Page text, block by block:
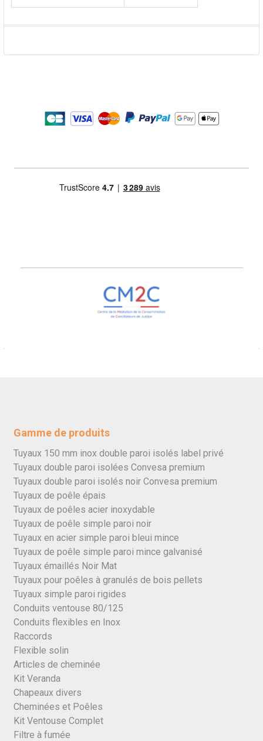
Gamme de produits
Tuyaux 150 mm inox double paroi isolés label privé
Tuyaux double paroi isolées Convesa premium
Tuyaux double paroi isolés noir Convesa premium
Tuyaux de poêle épais
Tuyaux de poêles acier inoxydable
Tuyaux de poêle simple paroi noir
Tuyaux en acier simple paroi bleui mince
Tuyaux de poêle simple paroi mince galvanisé
Tuyaux émaillés Noir Mat
Tuyaux pour poêles à granulés de bois pellets
Tuyaux simple paroi rigides
Conduits ventouse 80/125
Conduits flexibles en Inox
Raccords
Flexible solin
Articles de cheminée
Kit Veranda
Chapeaux divers
Cheminées et Poêles
Kit Ventouse Complet
Filtre à fumée